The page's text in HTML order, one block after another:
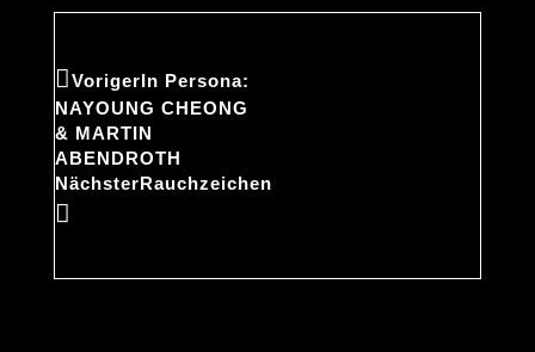
VorigerIn Persona:
NAYOUNG CHEONG
& MARTIN
ABENDROTH
NächsterRauchzeichen